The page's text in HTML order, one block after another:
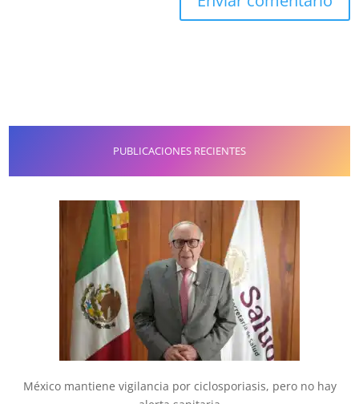
PUBLICACIONES RECIENTES
México mantiene vigilancia por ciclosporiasis, pero no hay